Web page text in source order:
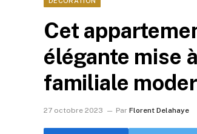
Cet
élégante mise
familiale
27 octobre 2023 Par Florent Delahaye